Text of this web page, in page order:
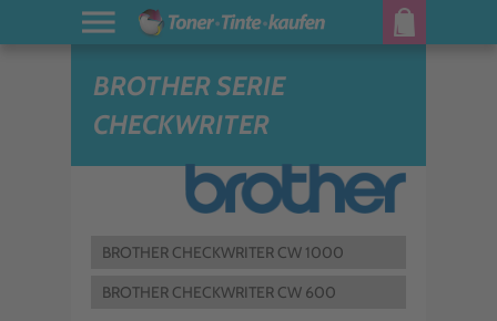
BROTHER SERIE
CHECKWRITER
BROTHER CHECKWRITER CW 1000
BROTHER CHECKWRITER CW 600